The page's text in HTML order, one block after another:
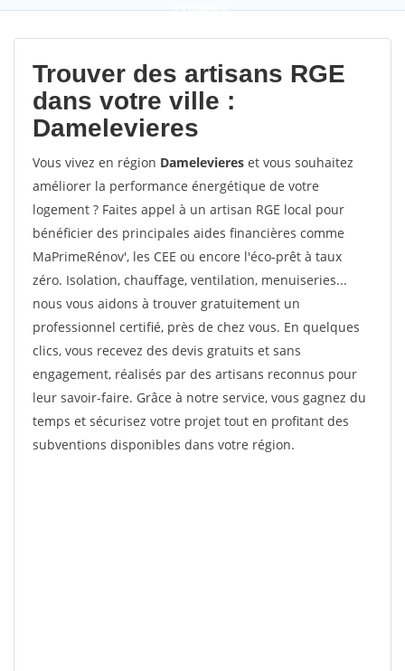
9,5(100%) 0
votes
Trouver des artisans RGE
dans votre ville :
Damelevieres
Vous vivez en région Damelevieres et vous souhaitez
améliorer la performance énergétique de votre
logement ? Faites appel à un artisan RGE local pour
bénéficier des principales aides financières comme
MaPrimeRénov', les CEE ou encore l'éco-prêt à taux
zéro. Isolation, chauffage, ventilation, menuiseries...
nous vous aidons à trouver gratuitement un
professionnel certifié, près de chez vous. En quelques
clics, vous recevez des devis gratuits et sans
engagement, réalisés par des artisans reconnus pour
leur savoir-faire. Grâce à notre service, vous gagnez du
temps et sécurisez votre projet tout en profitant des
subventions disponibles dans votre région.